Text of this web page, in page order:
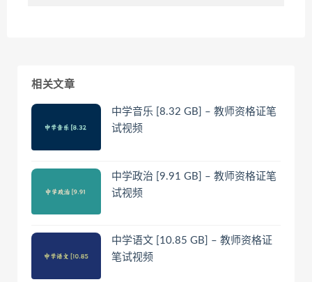
相关文章
中学音乐 [8.32 GB] – 教师资格证笔
试视频
中学政治 [9.91 GB] – 教师资格证笔
试视频
中学语文 [10.85 GB] – 教师资格证
笔试视频